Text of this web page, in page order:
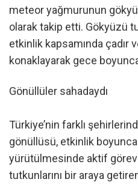
meteor yağmurunun
olarak takip etti. Gökyüzü
etkinlik kapsamında çadır
konaklayarak gece
Gönüllüler sahadaydı
Türkiye’nin farklı
gönüllüsü, etkinlik
yürütülmesinde aktif görev
tutkunlarını bir araya